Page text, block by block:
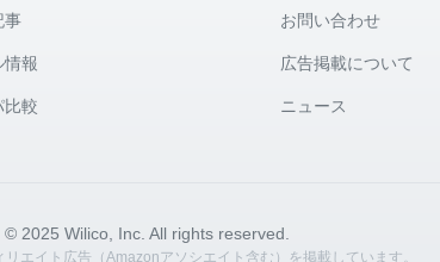
事
情報
比較
お問い合わせ
広告掲載について
ニュース
© 2025 Wilico, Inc. All rights reserved.
リエイト広告（Amazonアソシエイト含む）を掲載しています。